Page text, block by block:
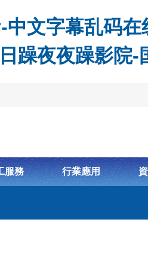
文字幕乱码
躁夜夜躁影院
服務 行業應用